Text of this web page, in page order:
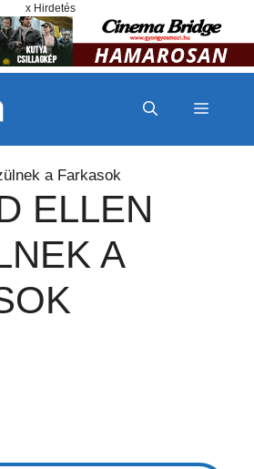
x Hirdetés
MENÜ
ELLEN
A